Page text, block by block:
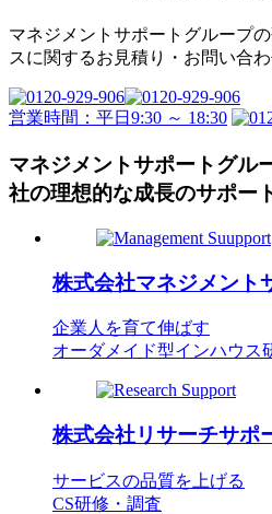
マネジメントサポートグループの
スに関するお見積り・ お問い合
営業時間：平日9:30 ～ 18:30
マネジメントサポートグル
社の理想的な成長のサポー
株式会社マネジメント
企業人を育て伸ばす
オーダメイド型インハウス
株式会社リサーチサポ
サービスの品質を上げる
CS研修・調査